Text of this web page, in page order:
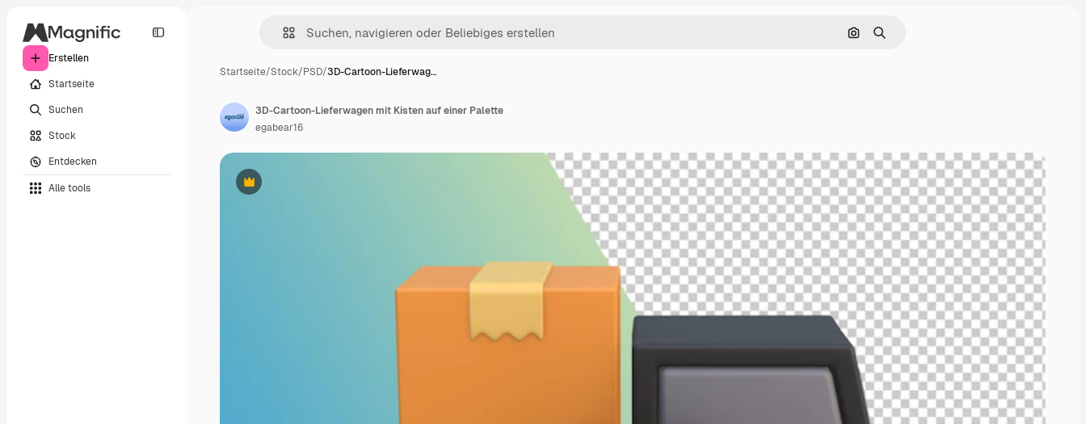
Erstellen
Startseite
Suchen
Stock
Entdecken
Alle tools
Nach Bild suchen
Suchen
Startseite/Stock/PSD/3D-Cartoon-Lieferwag…
Premium
3D-Cartoon-Lieferwagen mit Kisten auf einer Palette
egabear16